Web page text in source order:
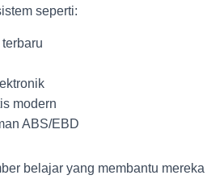
seperti:
modern
ABS/EBD
belajar yang membantu mereka